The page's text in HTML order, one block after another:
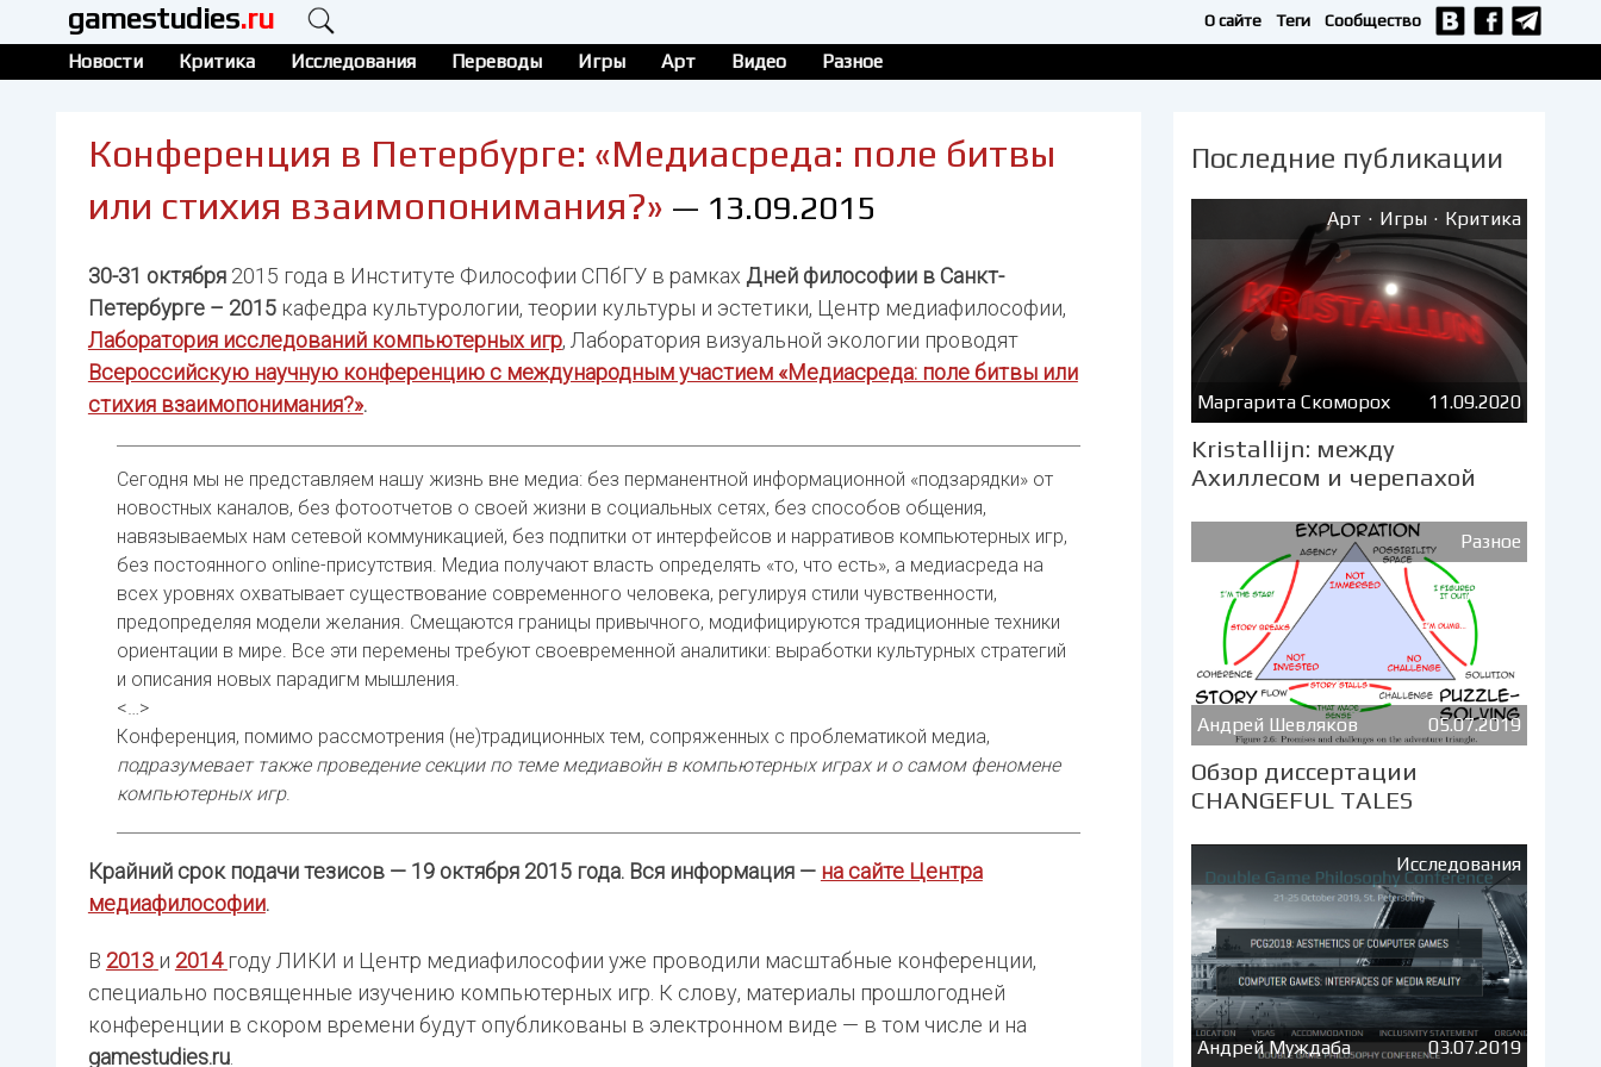
gamestudies.ru О сайте Теги Сообщество
Новости Критика Исследования Переводы Игры Арт Видео Разное
Конференция в Петербурге: «Медиасреда: поле битвы
или стихия взаимопонимания?» — 13.09.2015
30-31 октября 2015 года в Институте Философии СПбГУ в рамках Дней философии в Санкт-
Петербурге – 2015кафедра культурологии, теории культуры и эстетики, Центр медиафилософии,
Лаборатория исследований компьютерных игр, Лаборатория визуальной экологии проводят
Всероссийскую научную конференцию с международным участием «Медиасреда: поле битвы или
стихия взаимопонимания?».
Сегодня мы не представляем нашу жизнь вне медиа: без перманентной информационной «подзарядки» от
новостных каналов, без фотоотчетов о своей жизни в социальных сетях, без способов общения,
навязываемых нам сетевой коммуникацией, без подпитки от интерфейсов и нарративов компьютерных игр,
без постоянного online-присутствия. Медиа получают власть определять «то, что есть», а медиасреда на
всех уровнях охватывает существование современного человека, регулируя стили чувственности,
предопределяя модели желания. Смещаются границы привычного, модифицируются традиционные техники
ориентации в мире. Все эти перемены требуют своевременной аналитики: выработки культурных стратегий
и описания новых парадигм мышления.
<…>
Конференция, помимо рассмотрения (не)традиционных тем, сопряженных с проблематикой медиа,
подразумевает также проведение секции по теме медиавойн в компьютерных играх и о самом феномене
компьютерных игр.
Крайний срок подачи тезисов — 19 октября 2015 года. Вся информация — на сайте Центра
медиафилософии.
В 2013 и 2014 году ЛИКИ и Центр медиафилософии уже проводили масштабные конференции,
специально посвященные изучению компьютерных игр. К слову, материалы прошлогодней
конференции в скором времени будут опубликованы в электронном виде — в том числе и на
gamestudies.ru.
Последние публикации
Арт . Игры . Критика
Маргарита Скоморох 11.09.2020
Kristallijn: между
Ахиллесом и черепахой
Разное
Андрей Шевляков 05.07.2019
Обзор диссертации
CHANGEFUL TALES
Исследования
Андрей Муждаба 03.07.2019